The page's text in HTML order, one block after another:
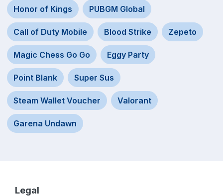
Honor of Kings PUBGM Global
Call of Duty Mobile Blood Strike Zepeto
Magic Chess Go Go Eggy Party
Point Blank Super Sus
Steam Wallet Voucher Valorant
Garena Undawn
Legal